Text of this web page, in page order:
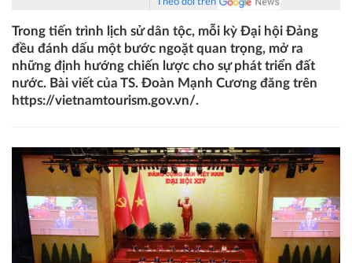
Trong tiến trình lịch sử dân tộc, mỗi kỳ Đại hội Đảng
đều đánh dấu một bước ngoặt quan trọng, mở ra
những định hướng chiến lược cho sự phát triển đất
nước. Bài viết của TS. Đoàn Mạnh Cương đăng trên
https://vietnamtourism.gov.vn/.